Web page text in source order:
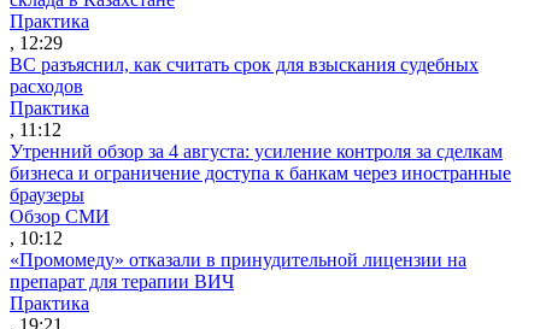
Практика
, 12:29
ВС разъяснил, как считать срок для взыскания судебных
расходов
Практика
, 11:12
Утренний обзор за 4 августа: усиление контроля за сделкам
бизнеса и ограничение доступа к банкам через иностранные
браузеры
Обзор СМИ
, 10:12
«Промомеду» отказали в принудительной лицензии на
препарат для терапии ВИЧ
Практика
, 19:21